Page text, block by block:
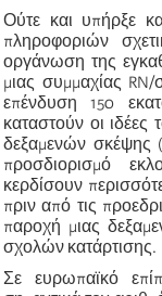
Ούτε και υπήρξε
πληροφοριών
οργάνωση της
μιας συμμαχίας RN/
επένδυση 150
καταστούν οι ιδέες
δεξαμενών σκέψης
προσδιορισμό
κερδίσουν
πριν από τις
παροχή μιας
σχολών κατάρτισης.
Σε ευρωπαϊκό